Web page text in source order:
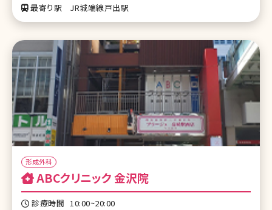
最寄り駅
JR城端線戸出駅
形成外科
ABCクリニック 金沢院
診療時間 10:00~20:00